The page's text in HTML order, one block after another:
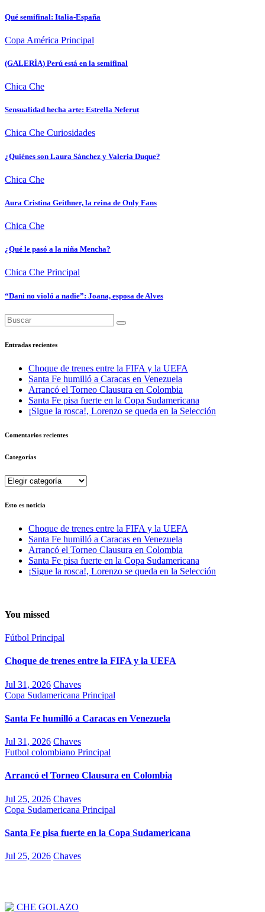
Qué semifinal: Italia-España
Copa América Principal
(GALERÍA) Perú está en la semifinal
Chica Che
Sensualidad hecha arte: Estrella Neferut
Chica Che Curiosidades
¿Quiénes son Laura Sánchez y Valeria Duque?
Chica Che
Aura Cristina Geithner, la reina de Only Fans
Chica Che
¿Qué le pasó a la niña Mencha?
Chica Che Principal
“Dani no violó a nadie”: Joana, esposa de Alves
Entradas recientes
Choque de trenes entre la FIFA y la UEFA
Santa Fe humilló a Caracas en Venezuela
Arrancó el Torneo Clausura en Colombia
Santa Fe pisa fuerte en la Copa Sudamericana
¡Sigue la rosca!, Lorenzo se queda en la Selección
Comentarios recientes
Categorías
Categorías
Esto es noticia
Choque de trenes entre la FIFA y la UEFA
Santa Fe humilló a Caracas en Venezuela
Arrancó el Torneo Clausura en Colombia
Santa Fe pisa fuerte en la Copa Sudamericana
¡Sigue la rosca!, Lorenzo se queda en la Selección
You missed
Fútbol Principal
Choque de trenes entre la FIFA y la UEFA
Jul 31, 2026 Chaves
Copa Sudamericana Principal
Santa Fe humilló a Caracas en Venezuela
Jul 31, 2026 Chaves
Futbol colombiano Principal
Arrancó el Torneo Clausura en Colombia
Jul 25, 2026 Chaves
Copa Sudamericana Principal
Santa Fe pisa fuerte en la Copa Sudamericana
Jul 25, 2026 Chaves